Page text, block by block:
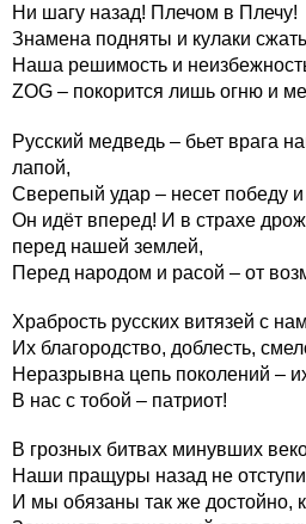
Ни шагу назад! Плечом в Плечу!
Знамена подняты и кулаки
Наша решимость и
ZOG – покорится лишь огню и
Русский медведь – бьет врага
лапой,
Сверепый удар – несет победу
Он идёт вперед! И в страхе
перед нашей землей,
Перед народом и расой – от
Храбрость русских витязей с
Их благородство, доблесть,
Неразрывна цепь поколений –
В нас с тобой – патриот!
В грозных битвах минувших
Наши пращуры назад не
И мы обязаны так же достойно,